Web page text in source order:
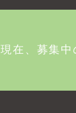
現在、募集中